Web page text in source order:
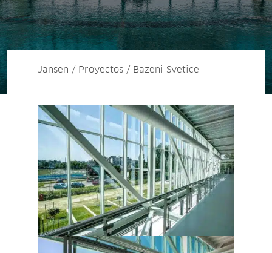
Jansen / Proyectos / Bazeni Svetice